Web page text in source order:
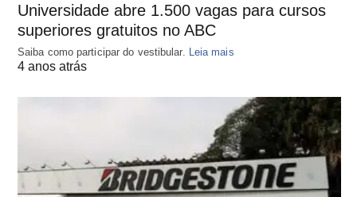
Universidade abre 1.500 vagas para cursos
superiores gratuitos no ABC
Saiba como participar do vestibular. Leia mais
4 anos atrás